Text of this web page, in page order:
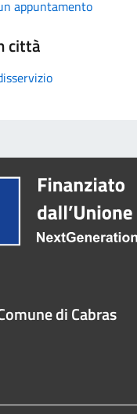
appuntamento
città
di Cabras